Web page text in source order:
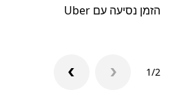
הזמן נסיעה עם Uber
1/2